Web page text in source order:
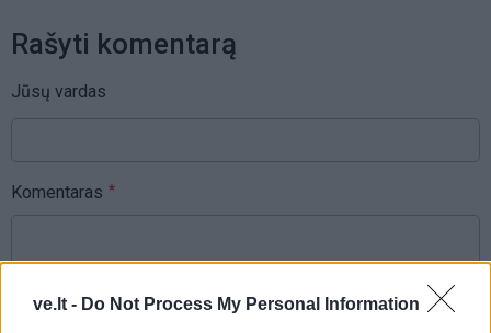
ve.lt - Do Not Process My Personal Information
Rašyti komentarą
Jūsų vardas
Komentaras